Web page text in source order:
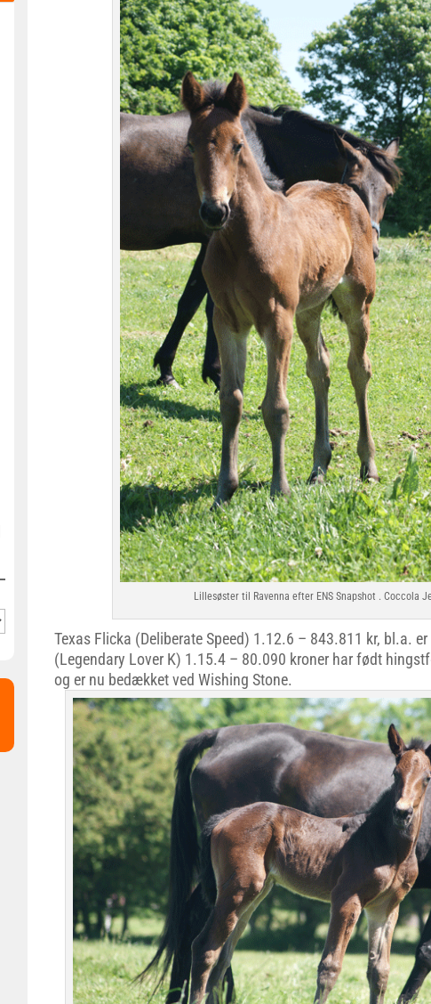
Lillesøster til Ravenna efter ENS Snapshot . Coccola
Texas Flicka (Deliberate Speed) 1.12.6 – 843.811 kr, bl.a.
(Legendary Lover K) 1.15.4 – 80.090 kroner har født
og er nu bedækket ved Wishing Stone.